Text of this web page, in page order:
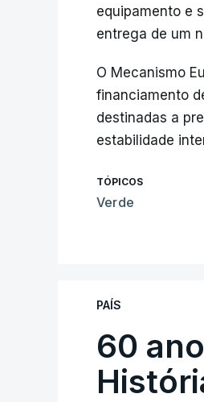
equipamento e
entrega de um
O Mecanismo
financiamento
destinadas a
estabilidade
TÓPICOS
Verde
PAÍS
60